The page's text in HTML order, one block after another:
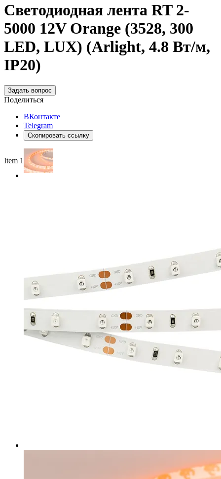
Светодиодная лента RT 2-
5000 12V Orange (3528, 300
LED, LUX) (Arlight, 4.8 Вт/м,
IP20)
Задать вопрос
Поделиться
ВКонтакте
Telegram
Скопировать ссылку
Item 1 of 2